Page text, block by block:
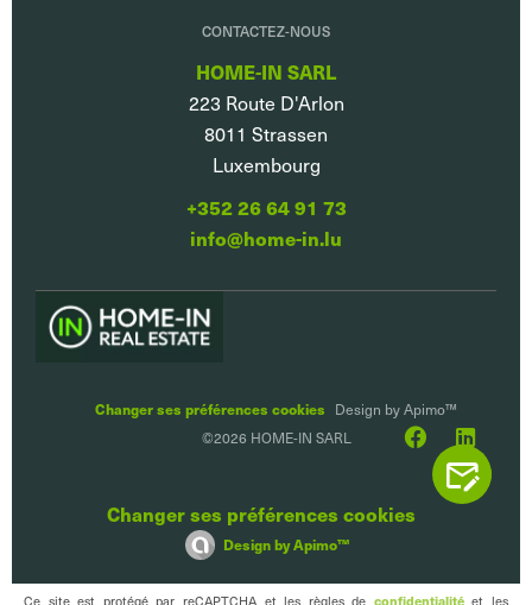
CONTACTEZ-NOUS
HOME-IN SARL
223 Route D'Arlon
8011 Strassen
Luxembourg
+352 26 64 91 73
info@home-in.lu
Changer ses préférences cookies Design byApimo™
©2026 HOME-IN SARL
Changer ses préférences cookies
Design byApimo™
Ce site est protégé par reCAPTCHA et les règles de confidentialitéet les